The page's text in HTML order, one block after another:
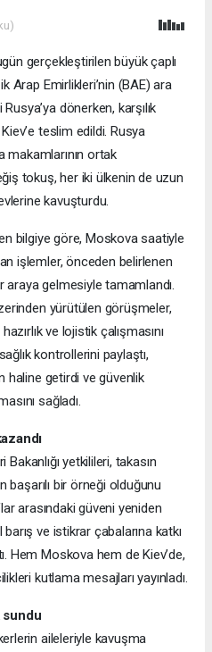
gerçekleştirilen büyük çaplı
Arap Emirlikleri’nin (BAE) ara
dönerken, karşılık
teslim edildi. Rusya
makamlarının ortak
tokuş, her iki ülkenin de uzun
kavuşturdu.
bilgiye göre, Moskova saatiyle
işlemler, önceden belirlenen
gelmesiyle tamamlandı.
yürütülen görüşmeler,
ve lojistik çalışmasını
kontrollerini paylaştı,
getirdi ve güvenlik
sağladı.
yetkilileri, takasın
bir örneği olduğunu
arasındaki güveni yeniden
ve istikrar çabalarına katkı
Hem Moskova hem de Kiev’de,
kutlama mesajları yayınladı.
aileleriyle kavuşma